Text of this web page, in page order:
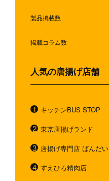
製品掲載数
掲載コラム数
人気の唐揚げ店舗
キッチンBUS STOP
東京唐揚げランド
唐揚げ専門店 ばんだい
すえひろ精肉店